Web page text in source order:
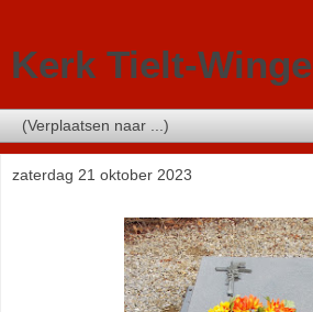
Kerk Tielt-Winge
zaterdag 21 oktober 2023